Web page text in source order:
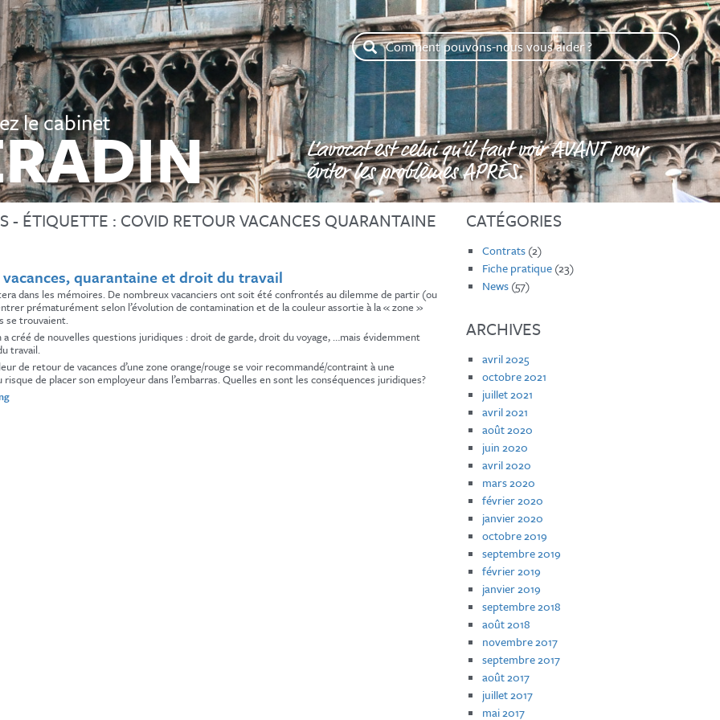
Comment
pouvons-
nous
vous
aider
?
L’avocat est celui qu’il faut voir AVANT pour
éviter les problèmes APRÈS.
le cabinet
- ÉTIQUETTE : COVID RETOUR VACANCES QUARANTAINE
quarantaine et droit du travail
dans les mémoires. De nombreux vacanciers ont soit été confrontés au dilemme de partir (ou
prématurément selon l’évolution de contamination et de la couleur assortie à la « zone »
se trouvaient.
créé de nouvelles questions juridiques : droit de garde, droit du voyage, …mais évidemment
travail.
de retour de vacances d’une zone orange/rouge se voir recommandé/contraint à une
risque de placer son employeur dans l’embarras. Quelles en sont les conséquences juridiques?
« retour
CATÉGORIES
Contrats(2)
Fiche pratique(23)
News(57)
ARCHIVES
avril 2025
octobre 2021
juillet 2021
avril 2021
août 2020
juin 2020
avril 2020
mars 2020
février 2020
janvier 2020
octobre 2019
septembre 2019
février 2019
janvier 2019
septembre 2018
août 2018
novembre 2017
septembre 2017
août 2017
juillet 2017
mai 2017